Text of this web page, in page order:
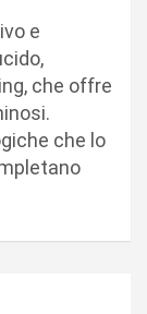
e
che offre
che lo